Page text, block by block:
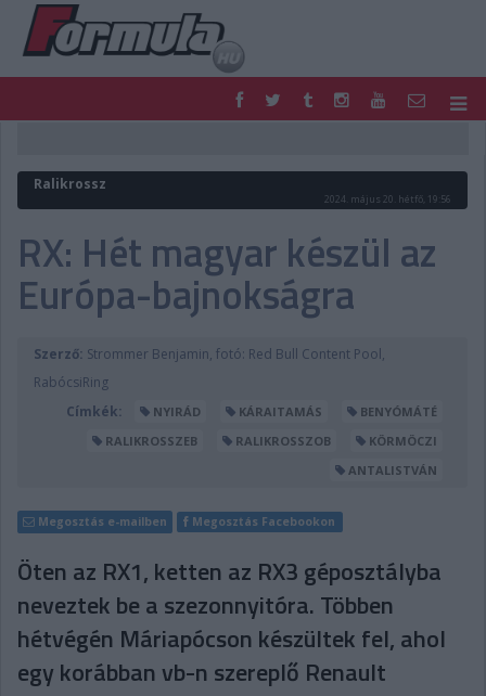
FORMULA
MOTOR
PODCAST
SHOP
LIVE
TIPPJÁTÉK
DIGITÁLIS MAGAZIN
PONTÁLLÁSOK
Ralikrossz
2024. május 20. hétfő, 19:56
RX: Hét magyar készül az
Európa-bajnokságra
Szerző: Strommer Benjamin, fotó: Red Bull Content Pool,
RabócsiRing
Címkék:
NYIRÁD KÁRAITAMÁS
BENYÓMÁTÉ
RALIKROSSZEB
RALIKROSSZOB
KÖRMÖCZI
ANTALISTVÁN
Megosztás e-mailben Megosztás Facebookon
Öten az RX1, ketten az RX3 géposztályba
neveztek be a szezonnyitóra. Többen
hétvégén Máriapócson készültek fel, ahol
egy korábban vb-n szereplő Renault